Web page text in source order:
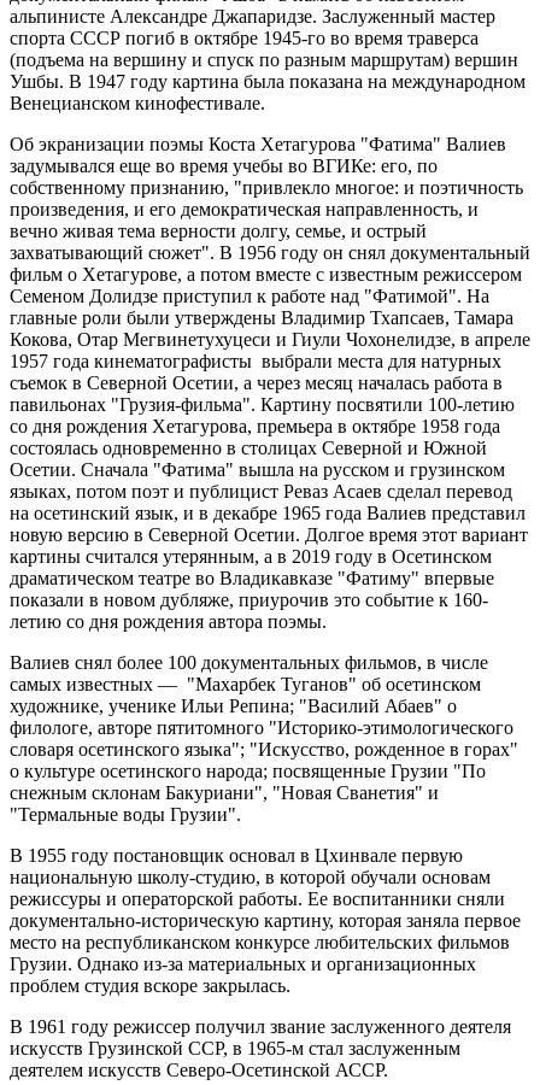
альпинисте Александре Джапаридзе. Заслуженный мастер
спорта СССР погиб в октябре 1945-го во время траверса
(подъема на вершину и спуск по разным маршрутам) вершин
Ушбы. В 1947 году картина была показана на международном
Венецианском кинофестивале.
Об экранизации поэмы Коста Хетагурова "Фатима" Валиев
задумывался еще во время учебы во ВГИКе: его, по
собственному признанию, "привлекло многое: и поэтичность
произведения, и его демократическая направленность, и
вечно живая тема верности долгу, семье, и острый
захватывающий сюжет". В 1956 году он снял документальный
фильм о Хетагурове, а потом вместе с известным режиссером
Семеном Долидзе приступил к работе над "Фатимой". На
главные роли были утверждены Владимир Тхапсаев, Тамара
Кокова, Отар Мегвинетухуцеси и Гиули Чохонелидзе, в апреле
1957 года кинематографисты выбрали места для натурных
съемок в Северной Осетии, а через месяц началась работа в
павильонах "Грузия-фильма". Картину посвятили 100-летию
со дня рождения Хетагурова, премьера в октябре 1958 года
состоялась одновременно в столицах Северной и Южной
Осетии. Сначала "Фатима" вышла на русском и грузинском
языках, потом поэт и публицист Реваз Асаев сделал перевод
на осетинский язык, и в декабре 1965 года Валиев представил
новую версию в Северной Осетии. Долгое время этот вариант
картины считался утерянным, а в 2019 году в Осетинском
драматическом театре во Владикавказе "Фатиму" впервые
показали в новом дубляже, приурочив это событие к 160-
летию со дня рождения автора поэмы.
Валиев снял более 100 документальных фильмов, в числе
самых известных — "Махарбек Туганов" об осетинском
художнике, ученике Ильи Репина; "Василий Абаев" о
филологе, авторе пятитомного "Историко-этимологического
словаря осетинского языка"; "Искусство, рожденное в горах"
о культуре осетинского народа; посвященные Грузии "По
снежным склонам Бакуриани", "Новая Сванетия" и
"Термальные воды Грузии".
В 1955 году постановщик основал в Цхинвале первую
национальную школу-студию, в которой обучали основам
режиссуры и операторской работы. Ее воспитанники сняли
документально-историческую картину, которая заняла первое
место на республиканском конкурсе любительских фильмов
Грузии. Однако из-за материальных и организационных
проблем студия вскоре закрылась.
В 1961 году режиссер получил звание заслуженного деятеля
искусств Грузинской ССР, в 1965-м стал заслуженным
деятелем искусств Северо-Осетинской АССР.